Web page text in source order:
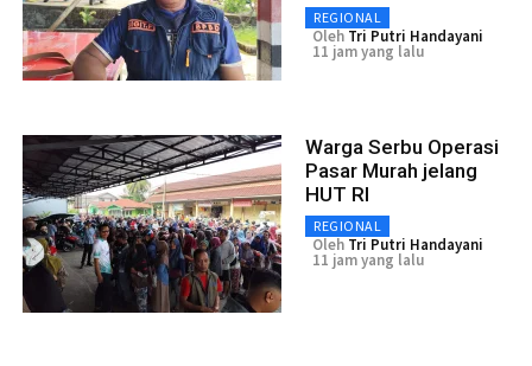
REGIONAL
Oleh Tri Putri Handayani
11 jam yang lalu
Warga Serbu Operasi
Pasar Murah jelang
HUT RI
REGIONAL
Oleh Tri Putri Handayani
11 jam yang lalu